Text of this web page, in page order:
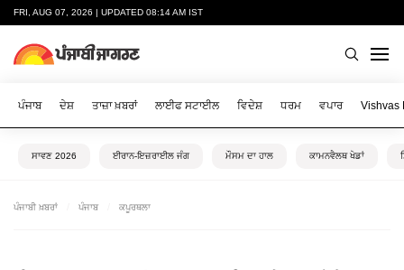
FRI, AUG 07, 2026 | UPDATED 08:14 AM IST
ਪੰਜਾਬ ਦੇਸ਼ ਤਾਜ਼ਾ ਖ਼ਬਰਾਂ ਲਾਈਫ ਸਟਾਈਲ ਵਿਦੇਸ਼ ਧਰਮ ਵਪਾਰ Vishvas
ਸਾਵਣ 2026 ਈਰਾਨ-ਇਜ਼ਰਾਈਲ ਜੰਗ ਮੌਸਮ ਦਾ ਹਾਲ ਕਾਮਨਵੈਲਥ ਖੇਡਾਂ
ਪੰਜਾਬੀ ਖ਼ਬਰਾਂ ਪੰਜਾਬ ਕਪੂਰਥਲਾ